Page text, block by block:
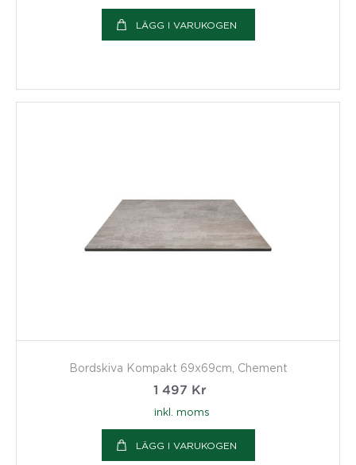
LÄGG I VARUKOGEN
Bordskiva Kompakt 69x69cm, Chement
1 497 Kr
inkl. moms
LÄGG I VARUKOGEN